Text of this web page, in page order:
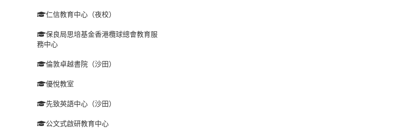
仁信教育中心（夜校）
保良局思培基金香港欖球總會教育服
務中心
倫敦卓越書院（沙田）
優悅教室
先致英語中心（沙田）
公文式啟研教育中心